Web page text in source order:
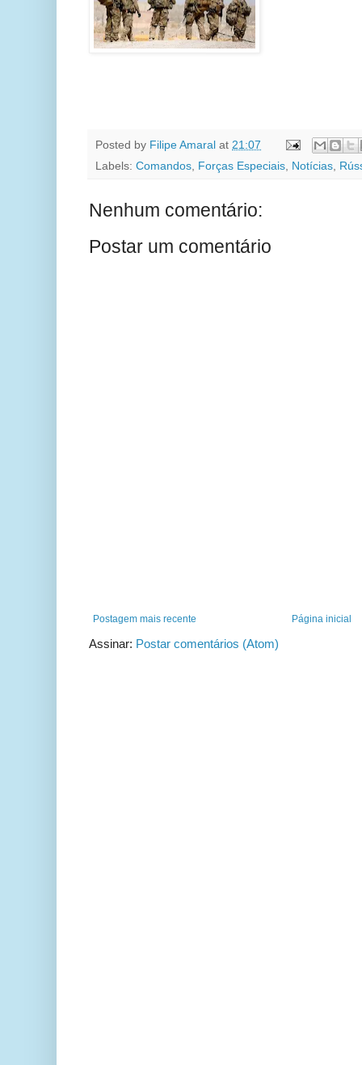
Posted by Filipe Amaral at 21:07
Labels: Comandos, Forças Especiais, Notícias,
Nenhum comentário:
Postar um comentário
Postagem mais recente Página inicial
Assinar: Postar comentários (Atom)